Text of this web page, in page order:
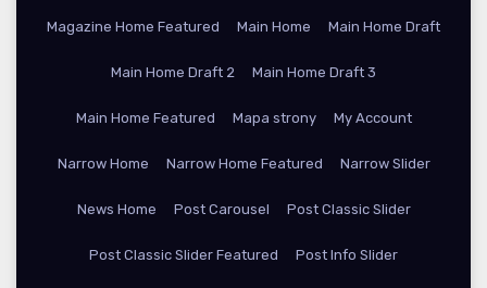
Magazine Home Featured Main Home Main Home Draft
Main Home Draft 2 Main Home Draft 3
Main Home Featured Mapa strony My Account
Narrow Home Narrow Home Featured Narrow Slider
News Home Post Carousel Post Classic Slider
Post Classic Slider Featured Post Info Slider